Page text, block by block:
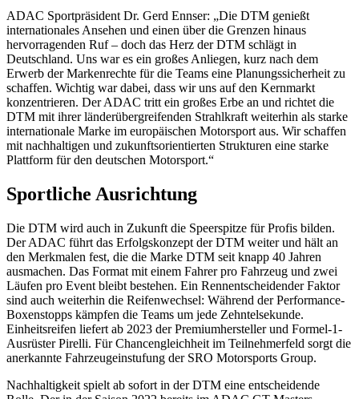
ADAC Sportpräsident Dr. Gerd Ennser: „Die DTM genießt
internationales Ansehen und einen über die Grenzen hinaus
hervorragenden Ruf – doch das Herz der DTM schlägt in
Deutschland. Uns war es ein großes Anliegen, kurz nach dem
Erwerb der Markenrechte für die Teams eine Planungssicherheit zu
schaffen. Wichtig war dabei, dass wir uns auf den Kernmarkt
konzentrieren. Der ADAC tritt ein großes Erbe an und richtet die
DTM mit ihrer länderübergreifenden Strahlkraft weiterhin als starke
internationale Marke im europäischen Motorsport aus. Wir schaffen
mit nachhaltigen und zukunftsorientierten Strukturen eine starke
Plattform für den deutschen Motorsport.“
Sportliche Ausrichtung
Die DTM wird auch in Zukunft die Speerspitze für Profis bilden.
Der ADAC führt das Erfolgskonzept der DTM weiter und hält an
den Merkmalen fest, die die Marke DTM seit knapp 40 Jahren
ausmachen. Das Format mit einem Fahrer pro Fahrzeug und zwei
Läufen pro Event bleibt bestehen. Ein Rennentscheidender Faktor
sind auch weiterhin die Reifenwechsel: Während der Performance-
Boxenstopps kämpfen die Teams um jede Zehntelsekunde.
Einheitsreifen liefert ab 2023 der Premiumhersteller und Formel-1-
Ausrüster Pirelli. Für Chancengleichheit im Teilnehmerfeld sorgt die
anerkannte Fahrzeugeinstufung der SRO Motorsports Group.
Nachhaltigkeit spielt ab sofort in der DTM eine entscheidende